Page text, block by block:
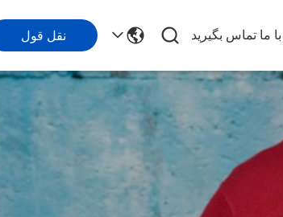
با ما تماس بگیرید نقل قول